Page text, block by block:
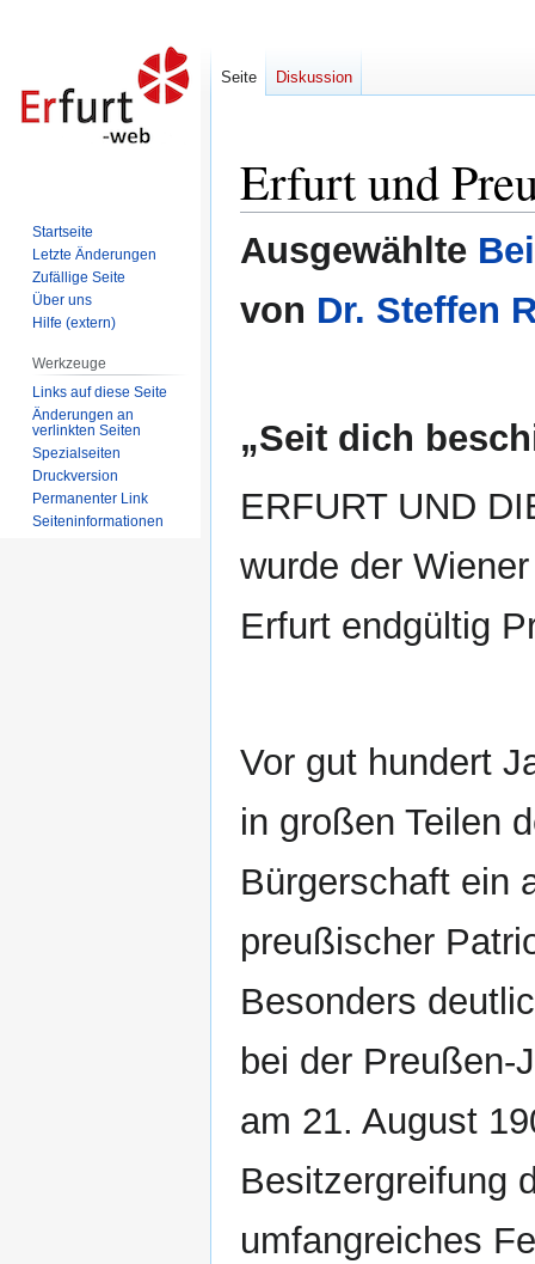
Navigation
springen
Suche
springen
Erfurt und
Ausgewählte
von Dr. Steffen
„Seit dich
ERFURT UND
wurde der
Erfurt endgültig
Vor gut hundert
in großen Teilen
Bürgerschaft ein
preußischer
Besonders
bei der Preußen-
am 21. August
Besitzergreifung
umfangreiches
Seite Diskussion
Startseite
Letzte Änderungen
Zufällige Seite
Über uns
Hilfe (extern)
Werkzeuge
Links auf diese Seite
Änderungen an
verlinkten Seiten
Spezialseiten
Druckversion
Permanenter Link
Seiten­informationen